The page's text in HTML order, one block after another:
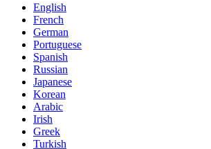
English
French
German
Portuguese
Spanish
Russian
Japanese
Korean
Arabic
Irish
Greek
Turkish